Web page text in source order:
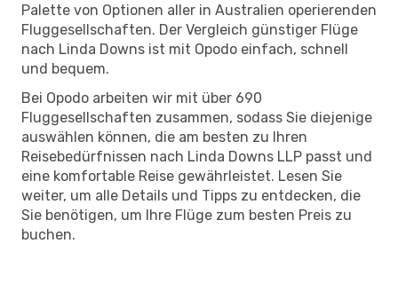
Palette von Optionen aller in Australien operierenden
Fluggesellschaften. Der Vergleich günstiger Flüge
nach Linda Downs ist mit Opodo einfach, schnell
und bequem.
Bei Opodo arbeiten wir mit über 690
Fluggesellschaften zusammen, sodass Sie diejenige
auswählen können, die am besten zu Ihren
Reisebedürfnissen nach Linda Downs LLP passt und
eine komfortable Reise gewährleistet. Lesen Sie
weiter, um alle Details und Tipps zu entdecken, die
Sie benötigen, um Ihre Flüge zum besten Preis zu
buchen.